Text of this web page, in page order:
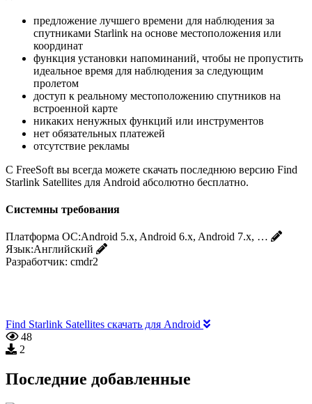
предложение лучшего времени для наблюдения за
спутниками Starlink на основе местоположения или
координат
функция установки напоминаний, чтобы не пропустить
идеальное время для наблюдения за следующим
пролетом
доступ к реальному местоположению спутников на
встроенной карте
никаких ненужных функций или инструментов
нет обязательных платежей
отсутствие рекламы
С FreeSoft вы всегда можете скачать последнюю версию Find
Starlink Satellites для Android абсолютно бесплатно.
Системны требования
Платформа ОС:Android 5.x, Android 6.x, Android 7.x, …
Язык:Английский
Разработчик: cmdr2
Find Starlink Satellites скачать для Android
48
2
Последние добавленные